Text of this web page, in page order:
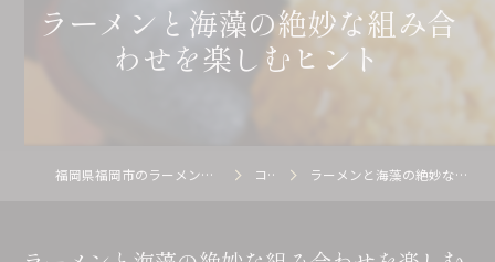
ラーメンと海藻の絶妙な組み合
わせを楽しむヒント
福岡県福岡市のラーメン店の求人なら麺屋 たいそん コラム ラーメンと海藻の絶妙な組み合わせを楽しむヒント